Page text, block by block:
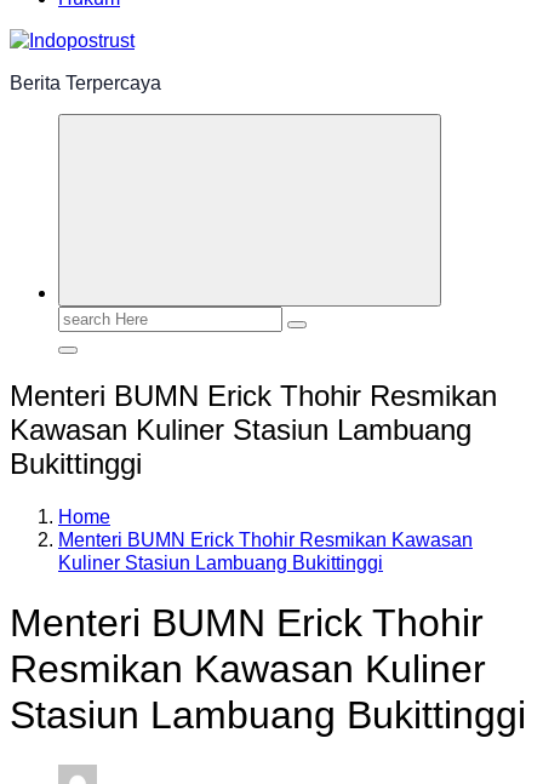
Berita Terpercaya
Search
Menteri BUMN Erick Thohir Resmikan
Kawasan Kuliner Stasiun Lambuang
Bukittinggi
Home
Menteri BUMN Erick Thohir Resmikan Kawasan
Kuliner Stasiun Lambuang Bukittinggi
Menteri BUMN Erick Thohir
Resmikan Kawasan Kuliner
Stasiun Lambuang Bukittinggi